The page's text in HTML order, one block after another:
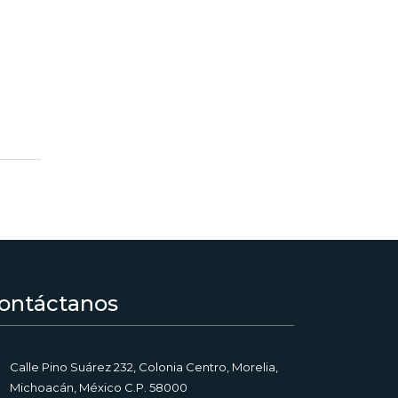
Calle Pino Suárez 232, Colonia Centro, Morelia,
Michoacán, México C.P. 58000